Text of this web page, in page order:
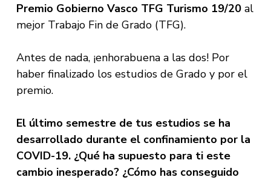
Premio Gobierno Vasco TFG Turismo 19/20al
mejor Trabajo Fin de Grado (TFG).
Antes de nada, ¡enhorabuena a las dos! Por
haber finalizado los estudios de Grado y por el
premio.
El último semestre de tus estudios se ha
desarrollado durante el confinamiento por la
COVID-19. ¿Qué ha supuesto para ti este
cambio inesperado? ¿Cómo has conseguido